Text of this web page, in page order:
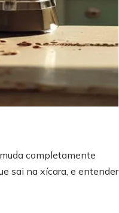
completamente
sai na xícara, e entender